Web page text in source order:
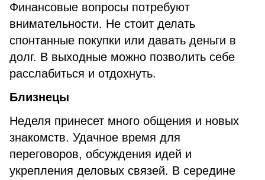
Финансовые вопросы потребуют
внимательности. Не стоит делать
спонтанные покупки или давать деньги в
долг. В выходные можно позволить себе
расслабиться и отдохнуть.
Близнецы
Неделя принесет много общения и новых
знакомств. Удачное время для
переговоров, обсуждения идей и
укрепления деловых связей. В середине